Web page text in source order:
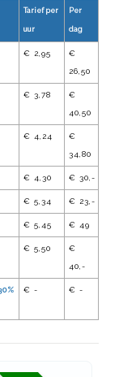
Tarief per
uur
Per
dag
€ 2,95
€
26,50
€ 3,78
€
40,50
€ 4,24
€
34,80
€ 4,30 € 30,-
€ 5,34 € 23,-
€ 5,45 € 49
€ 5,50
€
40,-
€ - € -